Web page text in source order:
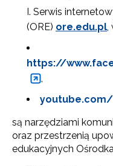
Serwis
(ORE) ore.edu.pl,
https://
,
są narzędziami
oraz przestrzenią
edukacyjnych